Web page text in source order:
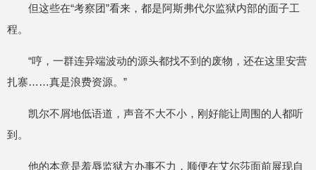
但这些在“考察团”看来，都是阿斯弗代尔监狱内部的面子工
程。
“哼，一群连异端波动的源头都找不到的废物，还在这里安营
扎寨……真是浪费资源。”
凯尔不屑地低语道，声音不大不小，刚好能让周围的人都听
到。
他的本意是羞辱监狱方办事不力，顺便在艾尔莎面前展现自